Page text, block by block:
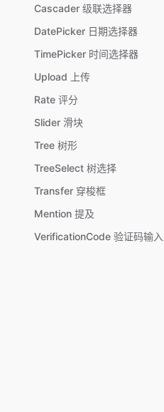
Cascader 级联选择器
DatePicker 日期选择器
TimePicker 时间选择器
Upload 上传
Rate 评分
Slider 滑块
Tree 树形
TreeSelect 树选择
Transfer 穿梭框
Mention 提及
VerificationCode 验证码输入